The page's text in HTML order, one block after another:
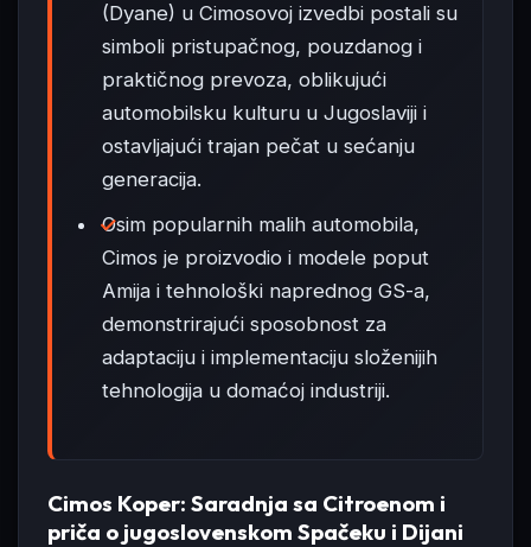
(Dyane) u Cimosovoj izvedbi postali su
simboli pristupačnog, pouzdanog i
praktičnog prevoza, oblikujući
automobilsku kulturu u Jugoslaviji i
ostavljajući trajan pečat u sećanju
generacija.
Osim popularnih malih automobila,
Cimos je proizvodio i modele poput
Amija i tehnološki naprednog GS-a,
demonstrirajući sposobnost za
adaptaciju i implementaciju složenijih
tehnologija u domaćoj industriji.
Cimos Koper: Saradnja sa Citroenom i
priča o jugoslovenskom Spačeku i Dijani